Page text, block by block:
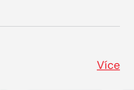
Více